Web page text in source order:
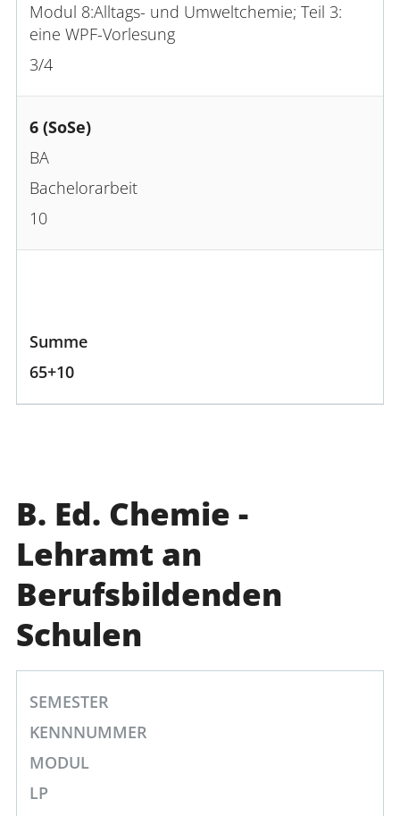
Modul 8:Alltags- und Umweltchemie; Teil 3:
eine WPF-Vorlesung
3/4
6 (SoSe)
BA
Bachelorarbeit
10
Summe
65+10
B. Ed. Chemie -
Lehramt an
Berufsbildenden
Schulen
SEMESTER
KENNNUMMER
MODUL
LP